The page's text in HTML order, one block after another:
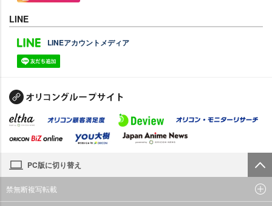
LINE
LINEアカウントメディア
PC版に切り替え
禁無断複写転載